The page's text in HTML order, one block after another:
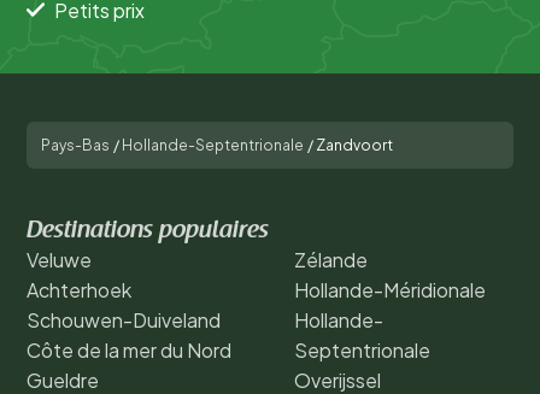
Petits prix
Pays-Bas / Hollande-Septentrionale / Zandvoort
Destinations populaires
Veluwe
Achterhoek
Schouwen-Duiveland
Côte de la mer du Nord
Gueldre
Zélande
Hollande-Méridionale
Hollande-
Septentrionale
Overijssel